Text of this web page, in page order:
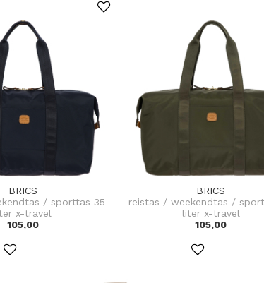
BRICS
/ sporttas 35
x-travel
105,00
BRICS
reistas / weekendtas /
liter x-travel
105,00